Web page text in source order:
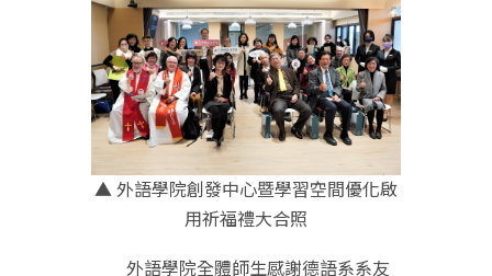
▲ 外語學院創發中心暨學習空間優化啟
用祈福禮大合照
外語學院全體師生感謝德語系系友